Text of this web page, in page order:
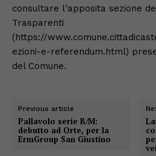
consultare l’apposita sezione
Trasparenti
(https://
ezioni-e-referendum.html)
del Comune.
Previous article
Pallavolo serie B/M:
debutto ad Orte, per la
ErmGroup San Giustino